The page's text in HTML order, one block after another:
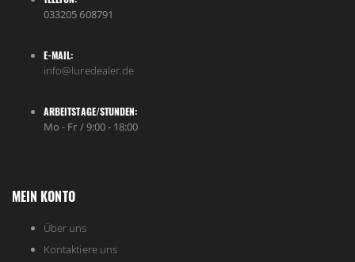
033205 608791
E-MAIL:
info@luredealer.de
ARBEITSTAGE/STUNDEN:
Mo - Fr / 9:00 - 18:00
MEIN KONTO
Über uns
Kontaktiere uns